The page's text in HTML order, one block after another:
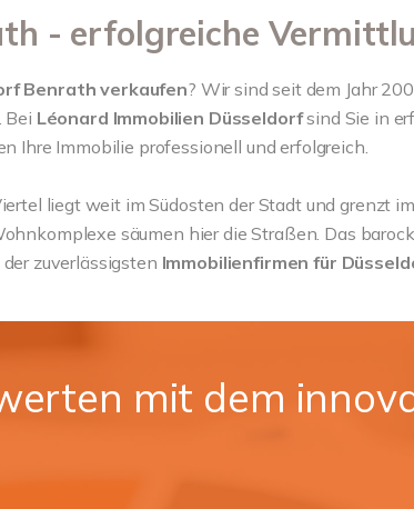
- erfolgreiche
Benrath verkaufen? Wir sind seit dem Jahr
Bei Léonard Immobilien Düsseldorfsind Sie in
Ihre Immobilie professionell und erfolgreich.
liegt weit im Südosten der Stadt und grenzt
säumen hier die Straßen. Das
zuverlässigsten Immobilienfirmen für
mit dem